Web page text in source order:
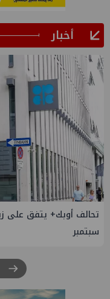
أخبار
في إنتاج النفط خلال